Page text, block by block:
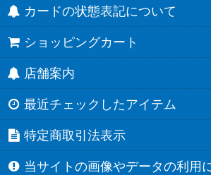
カードの状態表記について
ショッピングカート
店舗案内
最近チェックしたアイテム
特定商取引法表示
当サイトの画像やデータの利用